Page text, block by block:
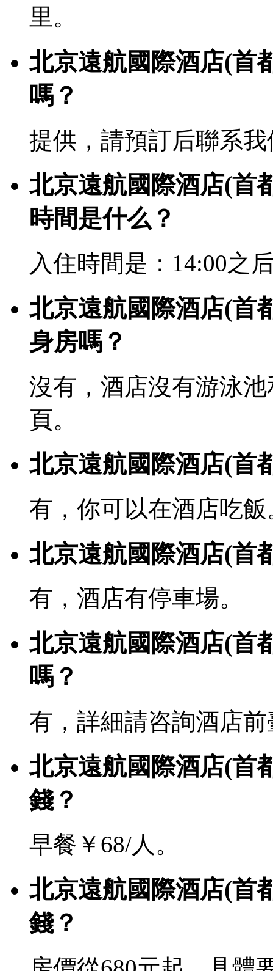
里。
北京遠航國際酒店(首
嗎？
提供，請預訂后聯系
北京遠航國際酒店(首
時間是什么？
入住時間是：14:00之
北京遠航國際酒店(首
身房嗎？
沒有，酒店沒有游泳
頁。
北京遠航國際酒店(首
有，你可以在酒店吃飯
北京遠航國際酒店(首
有，酒店有停車場。
北京遠航國際酒店(首
嗎？
有，詳細請咨詢酒店前
北京遠航國際酒店(首
錢？
早餐￥68/人。
北京遠航國際酒店(首
錢？